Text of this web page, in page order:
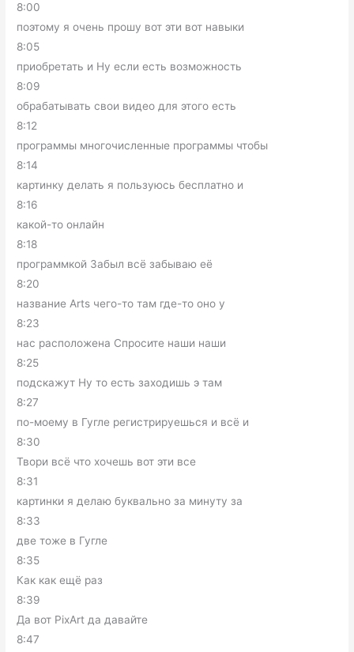
8:00
поэтому я очень прошу вот эти вот навыки
8:05
приобретать и Ну если есть возможность
8:09
обрабатывать свои видео для этого есть
8:12
программы многочисленные программы чтобы
8:14
картинку делать я пользуюсь бесплатно и
8:16
какой-то онлайн
8:18
программкой Забыл всё забываю её
8:20
название Arts чего-то там где-то оно у
8:23
нас расположена Спросите наши наши
8:25
подскажут Ну то есть заходишь э там
8:27
по-моему в Гугле регистрируешься и всё и
8:30
Твори всё что хочешь вот эти все
8:31
картинки я делаю буквально за минуту за
8:33
две тоже в Гугле
8:35
Как как ещё раз
8:39
Да вот PixArt да давайте
8:47